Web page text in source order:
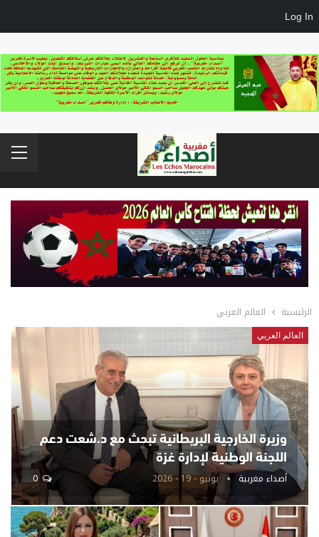
Log In
الرئيسية العالم العربي
العالم العربي
وزيرة الخارجية البريطانية تبحث مع د.شعت دعم
اللجنة الوطنية لإدارة غزة
أصداء مغربية يونيو - 19 - 2026 0